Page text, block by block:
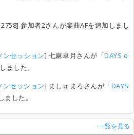
参加者2さんが楽曲AFを追加しまし
セッション] 七麻皐月さんが 「DAYS o
ました。
セッション] ましゅまろさんが 「DAYS
した。
一覧を見る